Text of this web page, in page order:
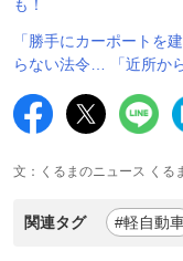
も！
「勝手にカーポートを
らない法令… 「近所か
文：くるまのニュース くる
関連タグ #軽自動